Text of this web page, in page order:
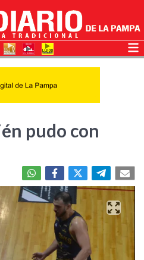
pudo con